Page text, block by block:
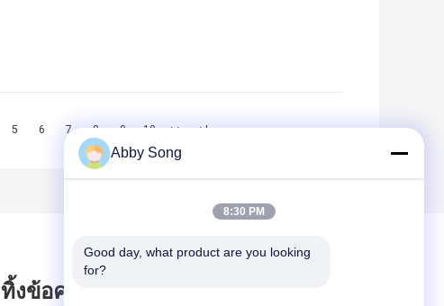
5 6 7 8 9 10 >> >|
ทิ้งข้อความไว้
Abby Song
8:30 PM
Good day, what product are you looking
for?